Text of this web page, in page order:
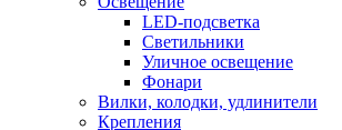
LED-подсветка
Светильники
Уличное освещение
Фонари
Вилки, колодки, удлинители
Крепления